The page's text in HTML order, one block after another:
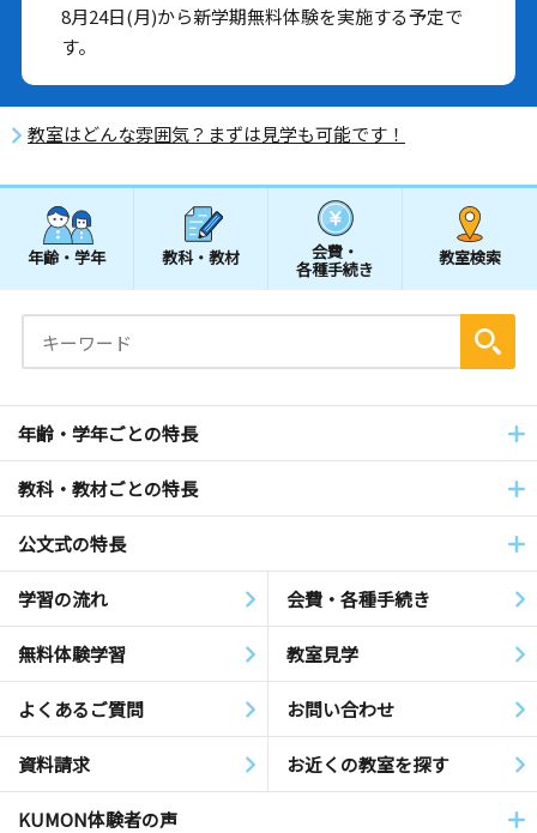
8月24日(月)から新学期無料体験を実施する予定で
す。
教室はどんな雰囲気？まずは見学も可能です！
年齢・学年 教科・教材 会費・
各種手続き
教室検索
年齢・学年ごとの特長
教科・教材ごとの特長
公文式の特長
学習の流れ 会費・各種手続き
無料体験学習 教室見学
よくあるご質問 お問い合わせ
資料請求 お近くの教室を探す
KUMON体験者の声